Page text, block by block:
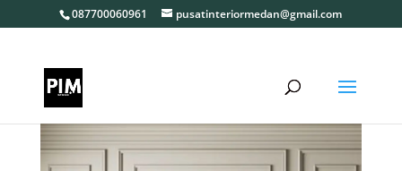
087700060961 pusatinteriormedan@gmail.com